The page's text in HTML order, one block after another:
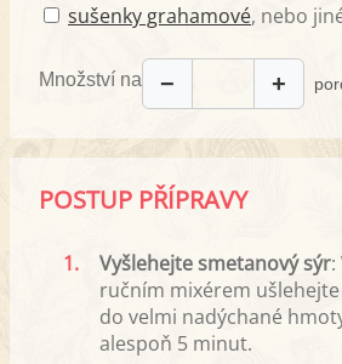
sušenky grahamové, nebo
Množství na − +
POSTUP PŘÍPRAVY
1. Vyšlehejte smetanový sýr:
ručním mixérem
do velmi nadýchané
alespoň 5 minut.